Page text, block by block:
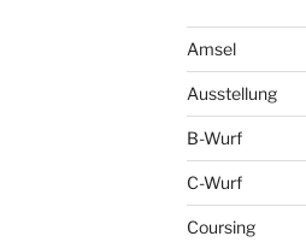
Amsel
Ausstellung
B-Wurf
C-Wurf
Coursing